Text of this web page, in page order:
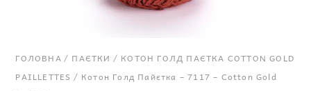
ГОЛОВНА/ ПАЄТКИ / КОТОН ГОЛД ПАЄТКА COTTON GOLD
PAILLETTES / Котон Голд Пайєтка – 7117 – Cotton Gold